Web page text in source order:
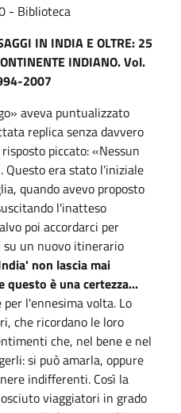
- Biblioteca
IN INDIA E OLTRE: 25
INDIANO. Vol.
2007
aveva puntualizzato
replica senza davvero
piccato: «Nessun
Questo era stato l'iniziale
quando avevo proposto
l'inatteso
poi accordarci per
un nuovo itinerario
non lascia mai
è una certezza...
l'ennesima volta. Lo
che ricordano le loro
che, nel bene e nel
si può amarla, oppure
indifferenti. Così la
viaggiatori in grado